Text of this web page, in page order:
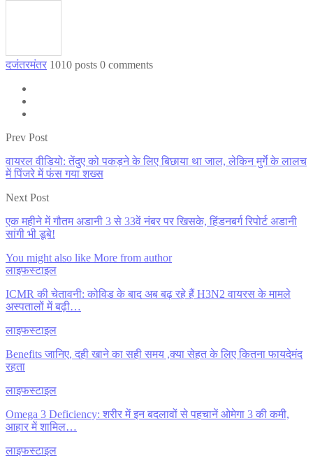
दजंतरमंतर 1010 posts 0 comments
Prev Post
वायरल वीडियो: तेंदुए को पकड़ने के लिए बिछाया था जाल, लेकिन मुर्गे के लालच
में पिंजरे में फंस गया शख्स
Next Post
एक महीने में गौतम अडानी 3 से 33वें नंबर पर खिसके, हिंडनबर्ग रिपोर्ट अडानी
सांगी भी डूबे!
You might also like More from author
लाइफस्टाइल
ICMR की चेतावनी: कोविड के बाद अब बढ़ रहे हैं H3N2 वायरस के मामले
अस्पतालों में बढ़ी…
लाइफस्टाइल
Benefits जानिए, दही खाने का सही समय ,क्या सेहत के लिए कितना फायदेमंद
रहता
लाइफस्टाइल
Omega 3 Deficiency: शरीर में इन बदलावों से पहचानें ओमेगा 3 की कमी,
आहार में शामिल…
लाइफस्टाइल